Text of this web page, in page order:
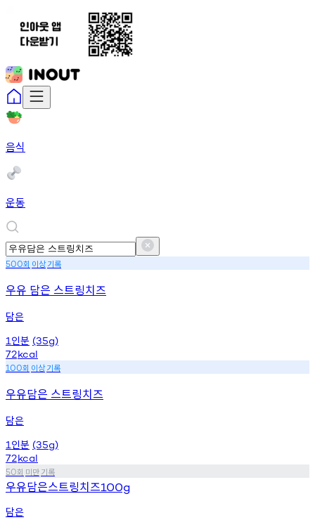
음식
운동
500회 이상기록
우유 담은 스트링치즈
담은
1 인분 (35g)
72kcal
100회 이상기록
우유담은 스트링치즈
담은
1 인분 (35g)
72kcal
50회 미만기록
우유담은스트링치즈100g
담은